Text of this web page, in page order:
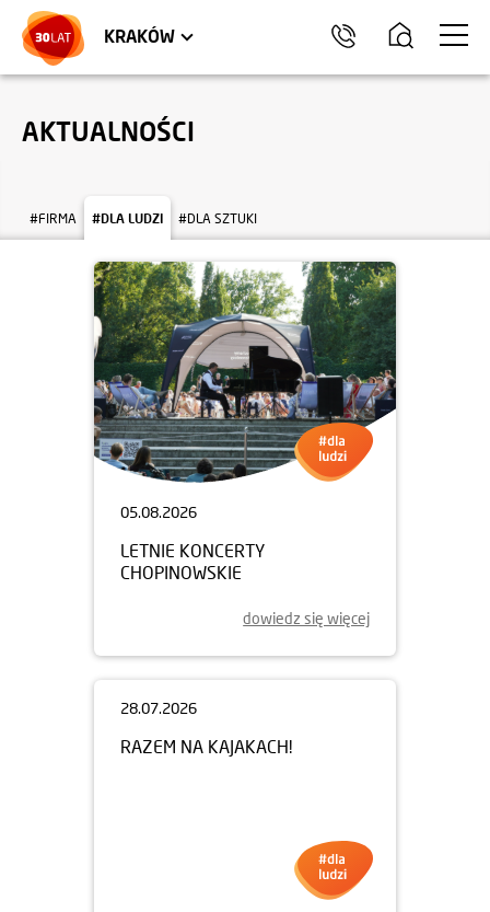
KRAKÓW
TRÓJMIASTO
LOKALE USŁUGOWE
AKTUALNOŚCI
#FIRMA #DLA LUDZI #DLA SZTUKI
05.08.2026
LETNIE KONCERTY
CHOPINOWSKIE
dowiedz się więcej